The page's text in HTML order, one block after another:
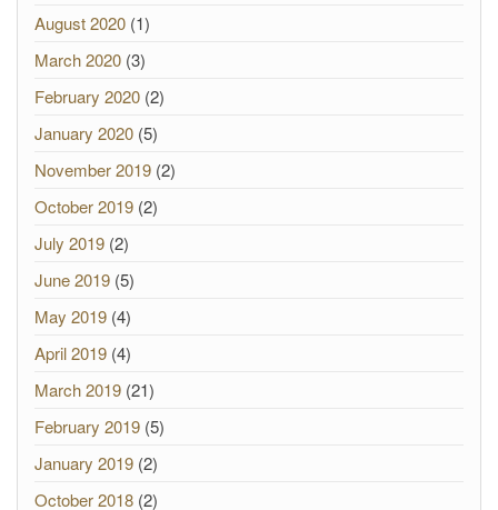
August 2020 (1)
March 2020 (3)
February 2020 (2)
January 2020 (5)
November 2019 (2)
October 2019 (2)
July 2019 (2)
June 2019 (5)
May 2019 (4)
April 2019 (4)
March 2019 (21)
February 2019 (5)
January 2019 (2)
October 2018 (2)